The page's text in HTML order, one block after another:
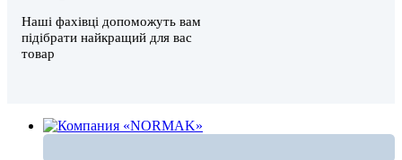
Наші фахівці допоможуть вам
підібрати найкращий для вас
товар